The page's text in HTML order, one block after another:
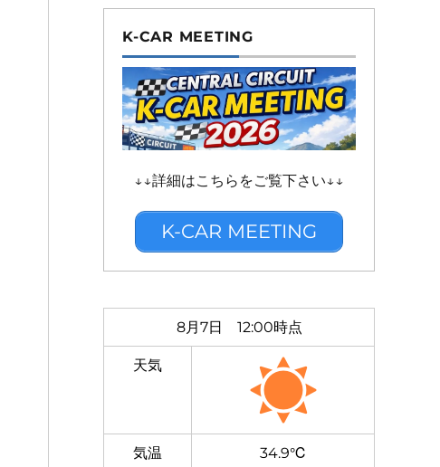
K-CAR MEETING
↓↓詳細はこちらをご覧下さい↓↓
K-CAR MEETING
8月7日 12:00時点
天気
気温 34.9℃